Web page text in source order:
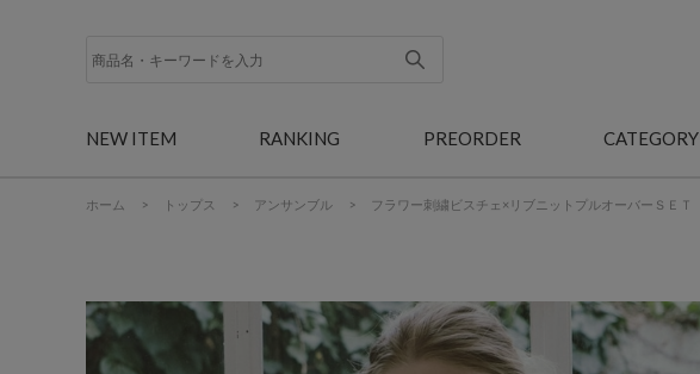
NEW ITEM RANKING PREORDER CATEGORY
ホーム > トップス > アンサンブル > フラワー刺繍ビスチェ×リブニットプルオーバーＳＥＴ